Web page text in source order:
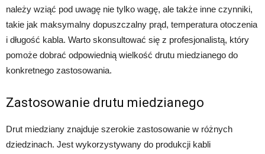
należy wziąć pod uwagę nie tylko wagę, ale także inne czynniki,
takie jak maksymalny dopuszczalny prąd, temperatura otoczenia
i długość kabla. Warto skonsultować się z profesjonalistą, który
pomoże dobrać odpowiednią wielkość drutu miedzianego do
konkretnego zastosowania.
Zastosowanie drutu miedzianego
Drut miedziany znajduje szerokie zastosowanie w różnych
dziedzinach. Jest wykorzystywany do produkcji kabli